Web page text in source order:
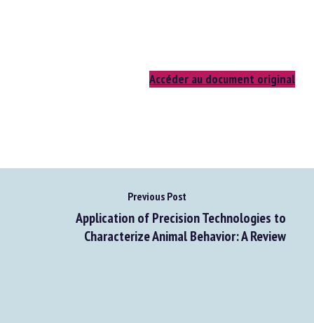
Accéder au document original
Previous Post
Application of Precision Technologies to
Characterize Animal Behavior: A Review